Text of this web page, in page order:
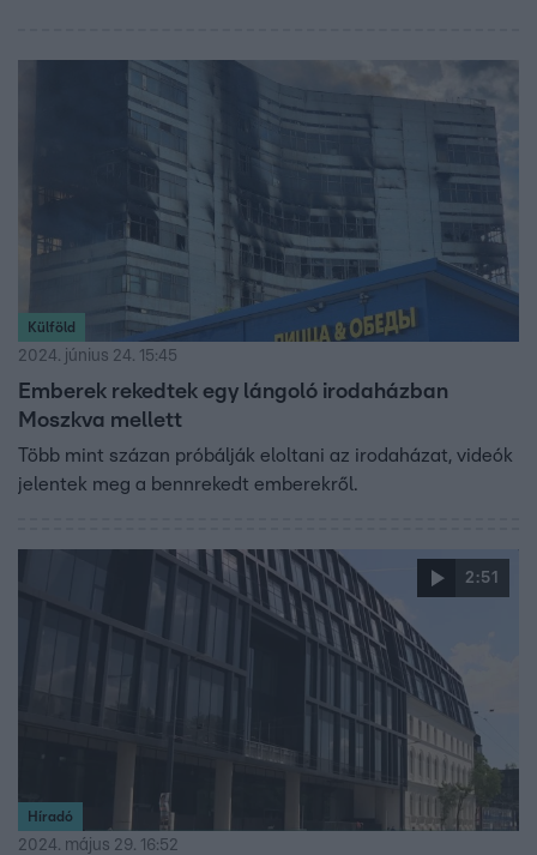
sem kaptunk választ. Magyar Péter azt mondta az RTL
Híradónak, hogy feljelentést tesz az ügyben.
Külföld
2024. június 24. 15:45
Emberek rekedtek egy lángoló irodaházban
Moszkva mellett
Több mint százan próbálják eloltani az irodaházat, videók
jelentek meg a bennrekedt emberekről.
2:51
Híradó
2024. május 29. 16:52